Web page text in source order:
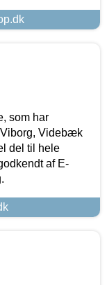
som har
Videbæk
del til hele
af E-